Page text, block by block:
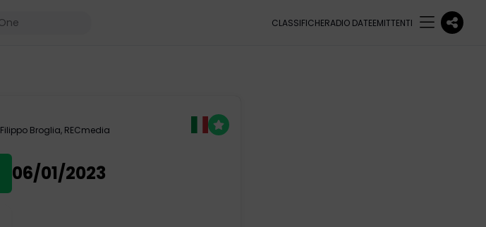
CLASSIFICHERADIO DATEEMITTENTI
Filippo Broglia, RECmedia
06/01/2023